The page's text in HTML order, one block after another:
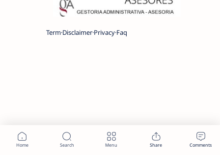
Term Disclaimer Privacy Faq